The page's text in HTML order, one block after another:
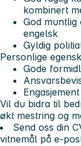
kombinert
God
engelsk
Gyldig
Personlige
Gode
Vil du bidra til
økt mestring og
Send oss din
vitnemål på e-